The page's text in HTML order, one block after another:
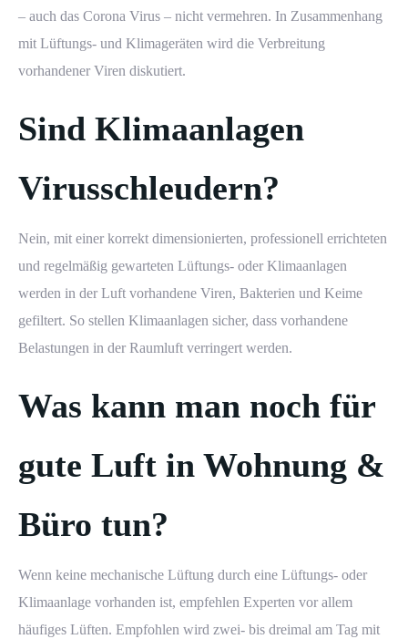
– auch das Corona Virus – nicht vermehren. In Zusammenhang
mit Lüftungs- und Klimageräten wird die Verbreitung
vorhandener Viren diskutiert.
Sind Klimaanlagen
Virusschleudern?
Nein, mit einer korrekt dimensionierten, professionell errichteten
und regelmäßig gewarteten Lüftungs- oder Klimaanlagen
werden in der Luft vorhandene Viren, Bakterien und Keime
gefiltert. So stellen Klimaanlagen sicher, dass vorhandene
Belastungen in der Raumluft verringert werden.
Was kann man noch für
gute Luft in Wohnung &
Büro tun?
Wenn keine mechanische Lüftung durch eine Lüftungs- oder
Klimaanlage vorhanden ist, empfehlen Experten vor allem
häufiges Lüften. Empfohlen wird zwei- bis dreimal am Tag mit
Ihre Angebotsanfrage in nur 3 Minuten